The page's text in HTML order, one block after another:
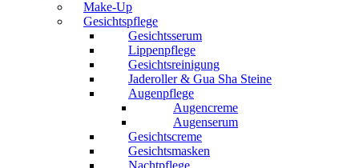
Make-Up
Gesichtspflege
Gesichtsserum
Lippenpflege
Gesichtsreinigung
Jaderoller & Gua Sha Steine
Augenpflege
Augencreme
Augenserum
Gesichtscreme
Gesichtsmasken